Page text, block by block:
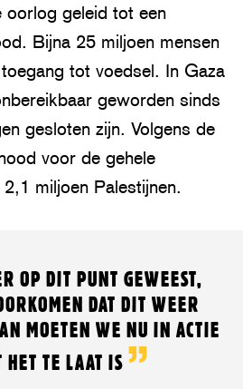
oorlog geleid tot een
Bijna 25 miljoen mensen
tot voedsel. In Gaza
geworden sinds
gesloten zijn. Volgens de
voor de gehele
miljoen Palestijnen.
OP DIT PUNT GEWEEST,
DAT DIT WEER
MOETEN WE NU IN ACTIE
HET TE LAAT IS